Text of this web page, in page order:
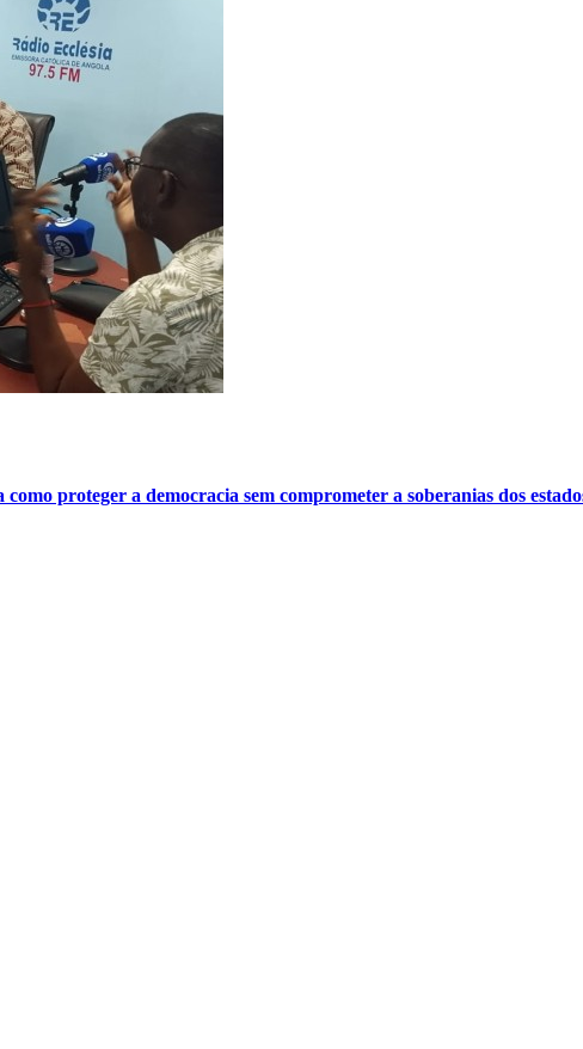
proteger a democracia sem comprometer a soberanias dos